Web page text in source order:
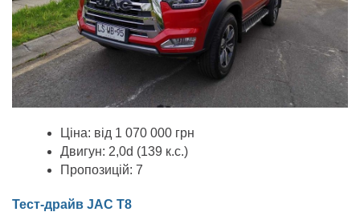
Ціна: від 1 070 000 грн
Двигун: 2,0d (139 к.с.)
Пропозицій: 7
Тест-драйв JAC T8